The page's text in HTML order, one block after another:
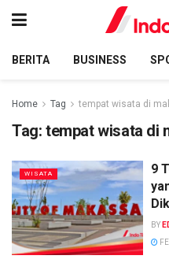
BERITA BUSINESS
Home Tag tempat wisata di
Tag: tempat wisata di
WISATA
9
BY